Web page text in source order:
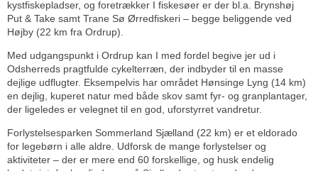
kystfiskepladser, og foretrækker I fiskesøer er der bl.a. Brynshøj
Put & Take samt Trane Sø Ørredfiskeri – begge beliggende ved
Højby (22 km fra Ordrup).
Med udgangspunkt i Ordrup kan I med fordel begive jer ud i
Odsherreds pragtfulde cykelterræn, der indbyder til en masse
dejlige udflugter. Eksempelvis har området Hønsinge Lyng (14 km)
en dejlig, kuperet natur med både skov samt fyr- og granplantager,
der ligeledes er velegnet til en god, uforstyrret vandretur.
Forlystelsesparken Sommerland Sjælland (22 km) er et eldorado
for legebørn i alle aldre. Udforsk de mange forlystelser og
aktiviteter – der er mere end 60 forskellige, og husk endelig